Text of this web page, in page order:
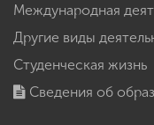
Международная
Другие виды
Студенческая жизнь
Сведения об